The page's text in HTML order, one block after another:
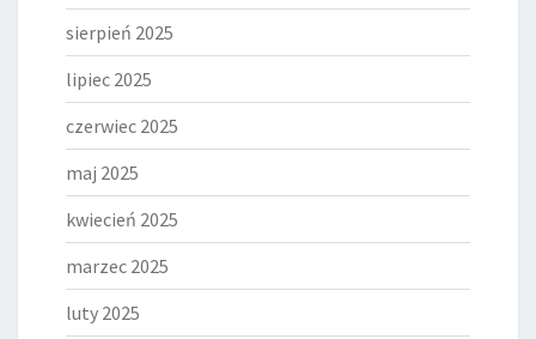
sierpień 2025
lipiec 2025
czerwiec 2025
maj 2025
kwiecień 2025
marzec 2025
luty 2025